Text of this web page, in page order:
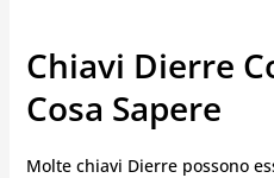
Chiavi Dierre
Cosa Sapere
Molte chiavi Dierre possono